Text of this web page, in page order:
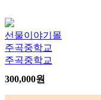
선물이야기몰
주곡중학교
주곡중학교
300,000원